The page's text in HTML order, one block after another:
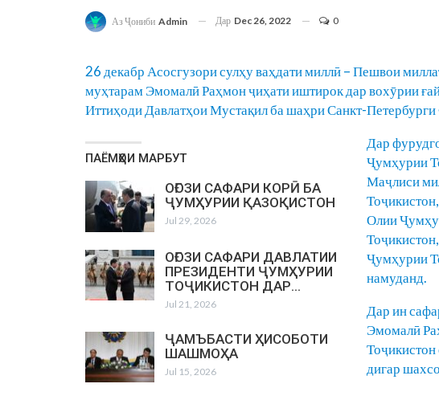
Аз Ҷониби Admin Дар Dec 26, 2022 0
26 декабр Асосгузори сулҳу ваҳдати миллӣ – Пешвои
муҳтарам Эмомалӣ Раҳмон ҷиҳати иштирок дар вохӯрии
Иттиҳоди Давлатҳои Мустақил ба шаҳри Санкт-
ПАЁМҲОИ МАРБУТ
ОҒОЗИ САФАРИ КОРӢ БА
ҶУМҲУРИИ ҚАЗОҚИСТОН
Jul 29, 2026
ОҒОЗИ САФАРИ ДАВЛАТИИ
ПРЕЗИДЕНТИ ҶУМҲУРИИ
ТОҶИКИСТОН ДАР…
Jul 21, 2026
ҶАМЪБАСТИ ҲИСОБОТИ
ШАШМОҲА
Jul 15, 2026
Дар
Ҷумҳурии
Маҷлиси
Олии
Ҷумҳурии
намуданд.
Дар ин
Эмомалӣ
Тоҷикистон
дигар